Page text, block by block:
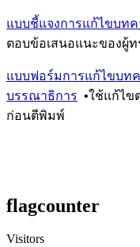
แบบชี้แจงการแก้ไขบท
ตอบข้อเสนอแนะของผู้
แบบฟอร์มการแก้ไขบท
บรรณาธิการ •ใช้แก้ไข
ก่อนตีพิมพ์
flagcounter
Visitors